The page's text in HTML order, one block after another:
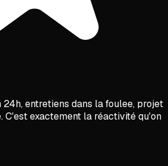
entretiens dans la foulee, projet
C'est exactement la réactivité qu'on